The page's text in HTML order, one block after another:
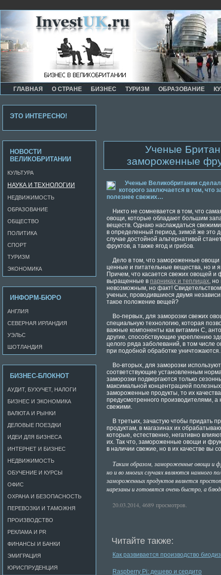
ГЛАВНАЯ О СТРАНЕ БИЗНЕС ТУРИЗМ ОБРАЗОВАНИЕ
Ученые
замороженные
Ученые Великобритании
которого заключается в том,
полезнее свежих…
Никто не сомневается в том, что
овощи, которые обладают большим
веществ. Однако наслаждаться
в определенный период, зимой же это
случае достойной альтернативой
фруктов, а также ягод и грибов.
Дело в том, что замороженные овощи
ценные и питательные вещества, но и
Причем, что касается свежих овощей и
выращенные в парниках и теплицах, но
невозможным, но факт!
ученых, проводившиеся двумя
такое положение вещей?
Во-первых, для заморозки свежих
специальную технологию, которая
важные компоненты как витамин С,
другие, способствующие укреплению
целого ряда заболеваний, в том числе
при подобной обработке уничтожаются.
Во-вторых, для заморозки
соответствующие установленным
заморозки подвергаются только
максимальной концентрацией
замороженные продукты, то их
предусмотренного производителями,
свежими.
В третьих, зачастую чтобы придать
продуктам, в магазинах их
которые, естественно, негативно
их. Так что, замороженные овощи и
в наличии свежие, но в их качестве вы
Таким образом, замороженные овощи и
но и во многих случаях являются намного
замороженных продуктов является
нарезаны и готовятся очень быстро, а
20.03.2014, 4689 просмотров.
Читайте также:
Как развивается производство
Raspberry Pi: дешево и сердито
ЭТО ИНТЕРЕСНО!
НОВОСТИ
ВЕЛИКОБРИТАНИИ
КУЛЬТУРА
НАУКА И ТЕХНОЛОГИИ
НЕДВИЖИМОСТЬ
ОБРАЗОВАНИЕ
ОБЩЕСТВО
ПОЛИТИКА
СПОРТ
ТУРИЗМ
ЭКОНОМИКА
ИНФОРМ-БЮРО
АНГЛИЯ
СЕВЕРНАЯ ИРЛАНДИЯ
УЭЛЬС
ШОТЛАНДИЯ
БИЗНЕС-БЛОКНОТ
АУДИТ, БУХУЧЕТ, НАЛОГИ
БИЗНЕС И ЭКОНОМИКА
ВАЛЮТА И РЫНКИ
ДЕЛОВЫЕ ПОЕЗДКИ
ИДЕИ ДЛЯ БИЗНЕСА
ИНТЕРНЕТ И БИЗНЕС
НЕДВИЖИМОСТЬ
ОБУЧЕНИЕ И КУРСЫ
ОФИС
ОХРАНА И БЕЗОПАСНОСТЬ
ПЕРЕВОЗКИ И ТАМОЖНЯ
ПРОИЗВОДСТВО
РЕКЛАМА И PR
ФИНАНСЫ И БАНКИ
ЭМИГРАЦИЯ
ЮРИСПРУДЕНЦИЯ